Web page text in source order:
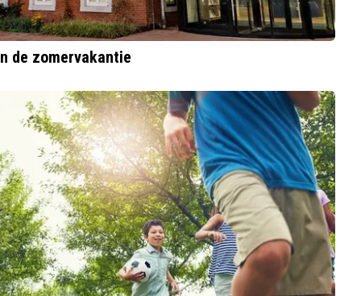
de zomervakantie